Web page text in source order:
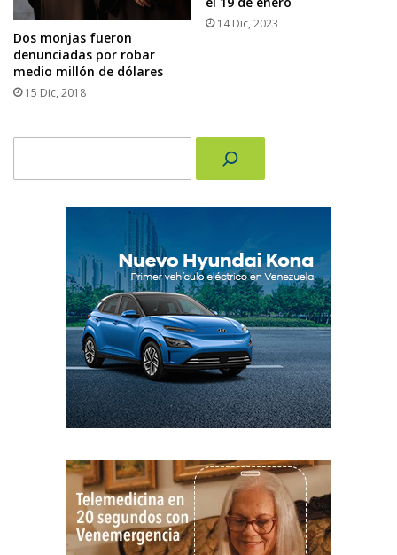
Dos monjas fueron
denunciadas por robar
medio millón de dólares
15 Dic, 2018
14 Dic, 2023